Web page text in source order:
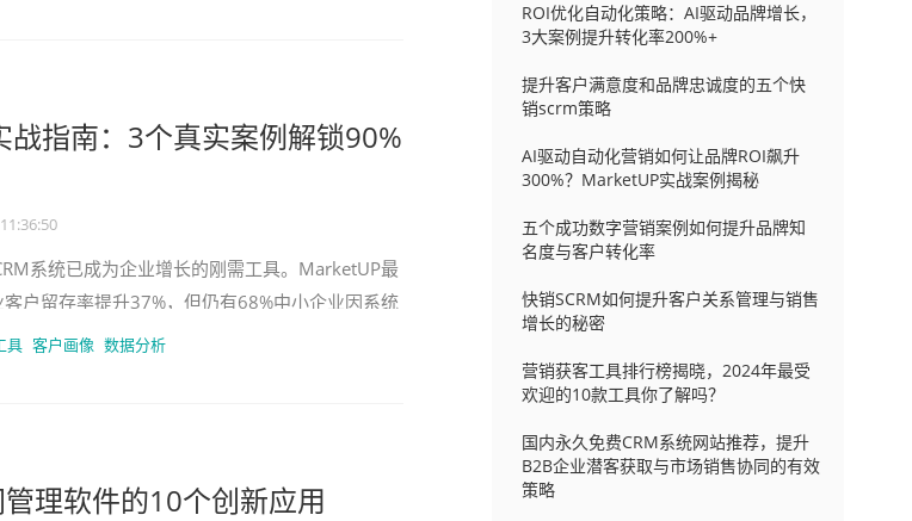
战指南：3个真实案例解锁90%
系统已成为企业增长的刚需工具。MarketUP最
户留存率提升37%，但仍有68%中小企业因系统
具 客户画像 数据分析
理软件的10个创新应用
ROI优化自动化策略：AI驱动品牌增长，
3大案例提升转化率200%+
提升客户满意度和品牌忠诚度的五个快
销scrm策略
AI驱动自动化营销如何让品牌ROI飙升
300%？MarketUP实战案例揭秘
五个成功数字营销案例如何提升品牌知
名度与客户转化率
快销SCRM如何提升客户关系管理与销售
增长的秘密
营销获客工具排行榜揭晓，2024年最受
欢迎的10款工具你了解吗？
国内永久免费CRM系统网站推荐，提升
B2B企业潜客获取与市场销售协同的有效
策略